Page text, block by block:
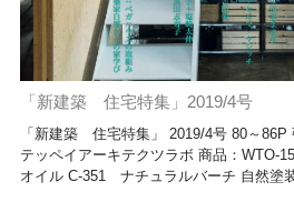
「新建築 住宅特集」2019/4号
「新建築 住宅特集」 2019/4号 80～86P
テッペイアーキテクツラボ 商品：WTO-
オイル C-351 ナチュラルバーチ 自然塗